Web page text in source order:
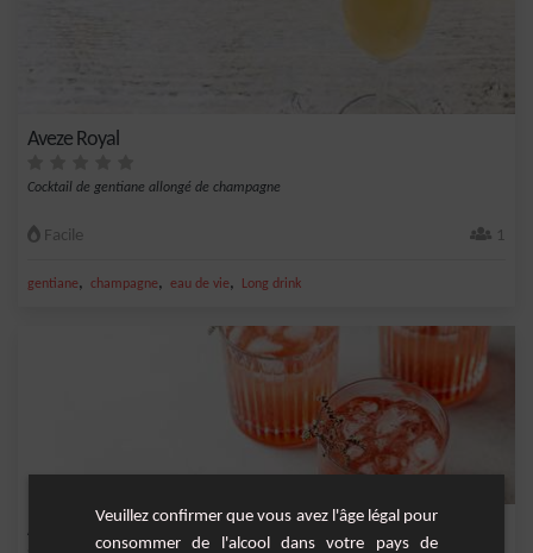
Aveze Royal
Cocktail de gentiane allongé de champagne
Facile 1
gentiane, champagne, eau de vie, Long drink
Avèze Fraise
Veuillez confirmer que vous avez l'âge légal pour
consommer de l'alcool dans votre pays de